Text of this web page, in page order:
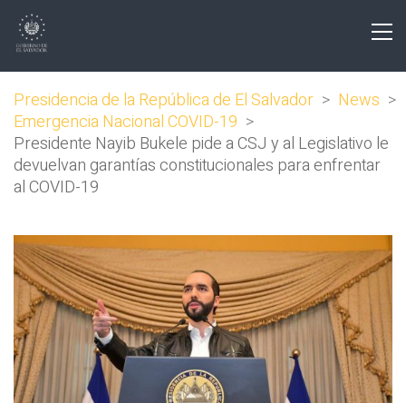
Presidencia de la República de El Salvador > News >
Emergencia Nacional COVID-19 >
Presidente Nayib Bukele pide a CSJ y al Legislativo le
devuelvan garantías constitucionales para enfrentar
al COVID-19